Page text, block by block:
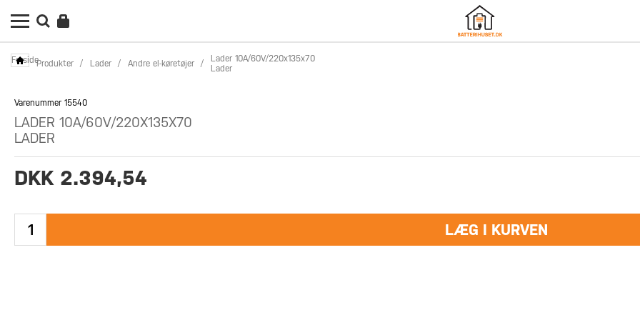
ForsideProdukter / Lader / Andre el-køretøjer /
Lader 10A/60V/220x135x70
Lader
Varenummer 15540
LADER 10A/60V/220X135X70
LADER
DKK 2.394,54